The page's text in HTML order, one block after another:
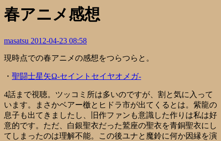
春アニメ感想
masatsu 2012-04-23 08:58
現時点での春アニメの感想をつらつらと。
・ 聖闘士星矢Ω-セイントセイヤオメガ-
4話まで視聴。ツッコミ所は多いのですが、割と気に入って
います。まさかベアー檄とヒドラ市が出てくるとは。紫龍の
息子も出てきましたし、旧作ファンも意識した作りは私は好
意的です。ただ、白銀聖衣だった鷲座の聖衣を青銅聖衣にし
てしまったのは理解不能。この後ユナと魔鈴に何か因縁を演